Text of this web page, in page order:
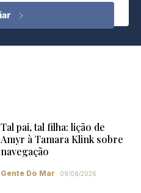
Tal pai, tal filha: lição de
Amyr à Tamara Klink sobre
navegação
Gente Do Mar 09/08/2026